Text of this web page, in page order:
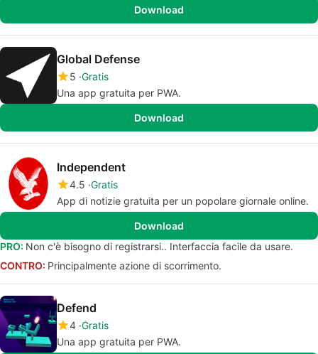
Download
Global Defense
5 Gratis
Una app gratuita per PWA.
Download
Independent
4.5 Gratis
App di notizie gratuita per un popolare giornale online.
Download
PRO: Non c'è bisogno di registrarsi.. Interfaccia facile da usare.
CONTRO: Principalmente azione di scorrimento.
Defend
4 Gratis
Una app gratuita per PWA.